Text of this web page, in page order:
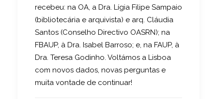
recebeu: na OA, a Dra. Lígia Filipe Sampaio
(bibliotecária e arquivista) e arq. Cláudia
Santos (Conselho Directivo OASRN); na
FBAUP, à Dra. Isabel Barroso; e, na FAUP, à
Dra. Teresa Godinho. Voltámos a Lisboa
com novos dados, novas perguntas e
muita vontade de continuar!